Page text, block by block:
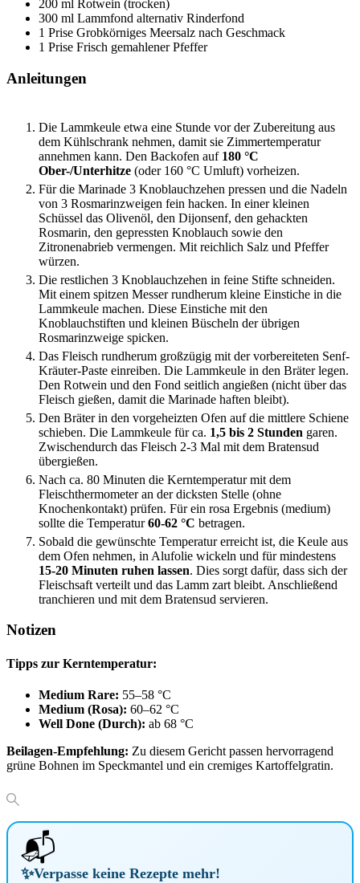
200 ml
Rotwein (trocken)
300 ml Lammfond alternativ Rinderfond
1 Prise Grobkörniges Meersalz nach Geschmack
1 Prise Frisch gemahlener Pfeffer
Anleitungen
Die Lammkeule etwa eine Stunde vor der Zubereitung aus
dem Kühlschrank nehmen, damit sie Zimmertemperatur
annehmen kann. Den Backofen auf 180 °C
Ober-/Unterhitze (oder 160 °C Umluft) vorheizen.
Für die Marinade 3 Knoblauchzehen pressen und die Nadeln
von 3 Rosmarinzweigen fein hacken. In einer kleinen
Schüssel das Olivenöl, den Dijonsenf, den gehackten
Rosmarin, den gepressten Knoblauch sowie den
Zitronenabrieb vermengen. Mit reichlich Salz und Pfeffer
würzen.
Die restlichen 3 Knoblauchzehen in feine Stifte schneiden.
Mit einem spitzen Messer rundherum kleine Einstiche in die
Lammkeule machen. Diese Einstiche mit den
Knoblauchstiften und kleinen Büscheln der übrigen
Rosmarinzweige spicken.
Das Fleisch rundherum großzügig mit der vorbereiteten Senf-
Kräuter-Paste einreiben. Die Lammkeule in den Bräter legen.
Den Rotwein und den Fond seitlich angießen (nicht über das
Fleisch gießen, damit die Marinade haften bleibt).
Den Bräter in den vorgeheizten Ofen auf die mittlere Schiene
schieben. Die Lammkeule für ca. 1,5 bis 2 Stunden garen.
Zwischendurch das Fleisch 2-3 Mal mit dem Bratensud
übergießen.
Nach ca. 80 Minuten die Kerntemperatur mit dem
Fleischthermometer an der dicksten Stelle (ohne
Knochenkontakt) prüfen. Für ein rosa Ergebnis (medium)
sollte die Temperatur60-62 °C betragen.
Sobald die gewünschte Temperatur erreicht ist, die Keule aus
dem Ofen nehmen, in Alufolie wickeln und für mindestens
15-20 Minuten ruhen lassen. Dies sorgt dafür, dass sich der
Fleischsaft verteilt und das Lamm zart bleibt. Anschließend
tranchieren und mit dem Bratensud servieren.
Notizen
Tipps zur Kerntemperatur:
Medium Rare: 55–58 °C
Medium (Rosa): 60–62 °C
Well Done (Durch): ab 68 °C
Beilagen-Empfehlung: Zu diesem Gericht passen hervorragend
grüne Bohnen im Speckmantel und ein cremiges Kartoffelgratin.
📬
✨Verpasse keine Rezepte mehr!